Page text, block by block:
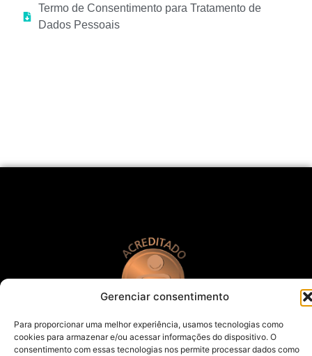
Gerenciar consentimento
Para proporcionar uma melhor experiência, usamos tecnologias como
cookies para armazenar e/ou acessar informações do dispositivo. O
consentimento com essas tecnologias nos permite processar dados como
Termo de Consentimento para Tratamento de
Dados Pessoais